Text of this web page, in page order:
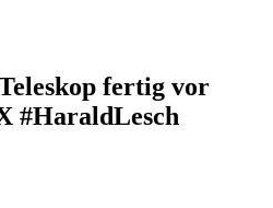
fertig vor
#HaraldLesch